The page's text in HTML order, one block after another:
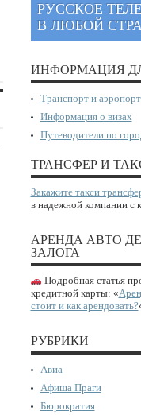
РУССКОЕ
В ЛЮБОЙ
ИНФОРМАЦИЯ
Транспорт и
Информация о визах
Путеводители по
ТРАНСФЕР И
Закажите такси
в надежной компании с
АРЕНДА АВТО
ЗАЛОГА
Подробная статья
кредитной карты: «
стоит и как арендовать?
РУБРИКИ
Авиа
Афиша Праги
Бюрократия